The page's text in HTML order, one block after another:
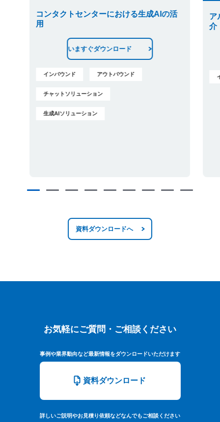
コンタクトセンターにおける生成AIの活
用
いますぐダウンロード
インバウンド アウトバウンド
チャットソリューション
生成AIソリューション
ア
介
資料ダウンロードへ
お気軽にご質問・ご相談ください
お気軽にご質問・ご相談ください
事例や業界動向など最新情報をダウンロードいただけます
資料ダウンロード
詳しいご説明やお見積り依頼などなんでもご相談ください